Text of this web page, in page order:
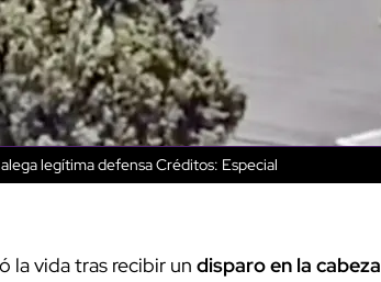
legítima defensaCréditos: Especial
la vida tras recibir un disparo en la cabeza